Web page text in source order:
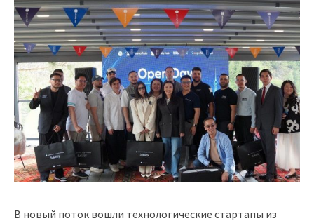
В новый поток вошли технологические стартапы из